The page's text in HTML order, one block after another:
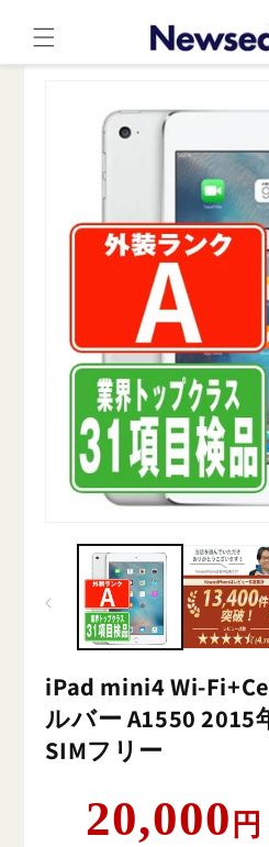
ンツに
進む
キップ
iPad mini4 Wi-
ルバー A1550 2015
SIMフリー
常
20,000